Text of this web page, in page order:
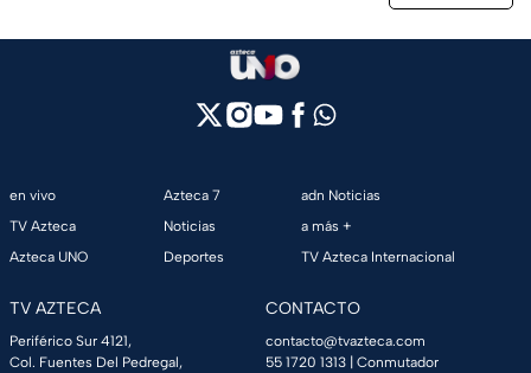
en vivo
TV Azteca
Azteca UNO
Azteca 7
Noticias
Deportes
adn Noticias
a más +
TV Azteca Internacional
TV AZTECA
Periférico Sur 4121,
Col. Fuentes Del Pedregal,
CONTACTO
contacto@tvazteca.com
55 1720 1313 | Conmutador